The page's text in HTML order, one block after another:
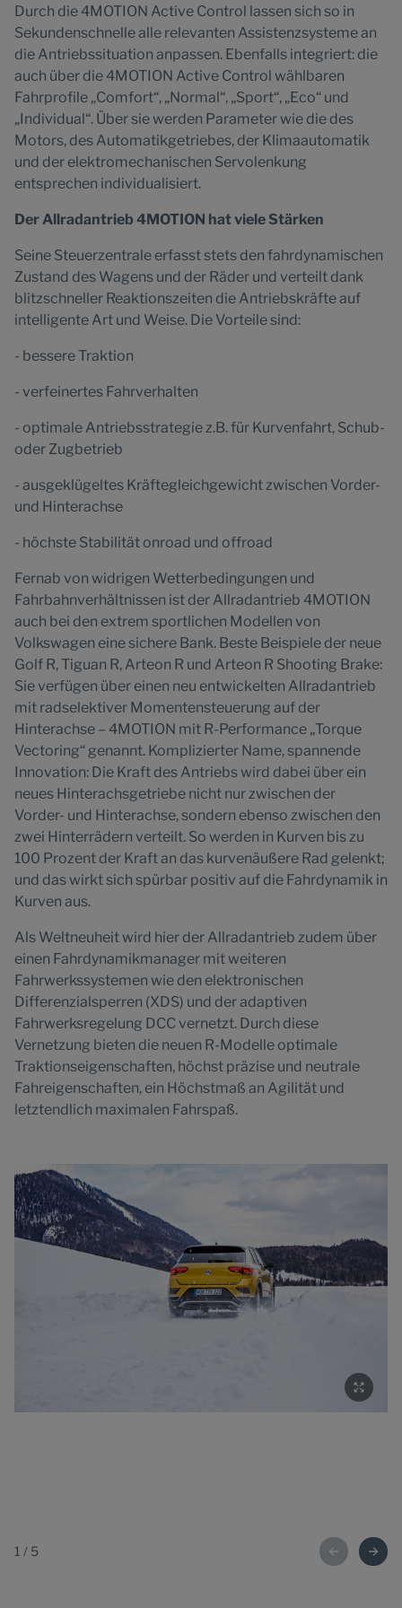
Durch die 4MOTION Active Control lassen sich so in
Sekundenschnelle alle relevanten Assistenzsysteme an
die Antriebssituation anpassen. Ebenfalls integriert: die
auch über die 4MOTION Active Control wählbaren
Fahrprofile „Comfort“, „Normal“, „Sport“, „Eco“ und
„Individual“. Über sie werden Parameter wie die des
Motors, des Automatikgetriebes, der Klimaautomatik
und der elektromechanischen Servolenkung
entsprechen individualisiert.
Der Allradantrieb 4MOTION hat viele Stärken
Seine Steuerzentrale erfasst stets den fahrdynamischen
Zustand des Wagens und der Räder und verteilt dank
blitzschneller Reaktionszeiten die Antriebskräfte auf
intelligente Art und Weise. Die Vorteile sind:
- bessere Traktion
- verfeinertes Fahrverhalten
- optimale Antriebsstrategie z.B. für Kurvenfahrt, Schub-
oder Zugbetrieb
- ausgeklügeltes Kräftegleichgewicht zwischen Vorder-
und Hinterachse
- höchste Stabilität onroad und offroad
Fernab von widrigen Wetterbedingungen und
Fahrbahnverhältnissen ist der Allradantrieb 4MOTION
auch bei den extrem sportlichen Modellen von
Volkswagen eine sichere Bank. Beste Beispiele der neue
Golf R, Tiguan R, Arteon R und Arteon R Shooting Brake:
Sie verfügen über einen neu entwickelten Allradantrieb
mit radselektiver Momentensteuerung auf der
Hinterachse – 4MOTION mit R-Performance „Torque
Vectoring“ genannt. Komplizierter Name, spannende
Innovation: Die Kraft des Antriebs wird dabei über ein
neues Hinterachsgetriebe nicht nur zwischen der
Vorder- und Hinterachse, sondern ebenso zwischen den
zwei Hinterrädern verteilt. So werden in Kurven bis zu
100 Prozent der Kraft an das kurvenäußere Rad gelenkt;
und das wirkt sich spürbar positiv auf die Fahrdynamik in
Kurven aus.
Als Weltneuheit wird hier der Allradantrieb zudem über
einen Fahrdynamikmanager mit weiteren
Fahrwerkssystemen wie den elektronischen
Differenzialsperren (XDS) und der adaptiven
Fahrwerksregelung DCC vernetzt. Durch diese
Vernetzung bieten die neuen R-Modelle optimale
Traktionseigenschaften, höchst präzise und neutrale
Fahreigenschaften, ein Höchstmaß an Agilität und
letztendlich maximalen Fahrspaß.
1 / 5